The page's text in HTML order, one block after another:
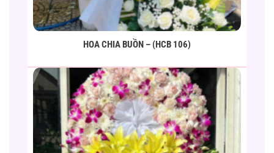
HOA CHIA BUỒN – (HCB 106)